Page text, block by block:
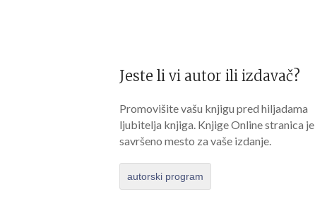
Jeste li vi autor ili izdavač?
Promovišite vašu knjigu pred hiljadama
ljubitelja knjiga. Knjige Online stranica je
savršeno mesto za vaše izdanje.
autorski program